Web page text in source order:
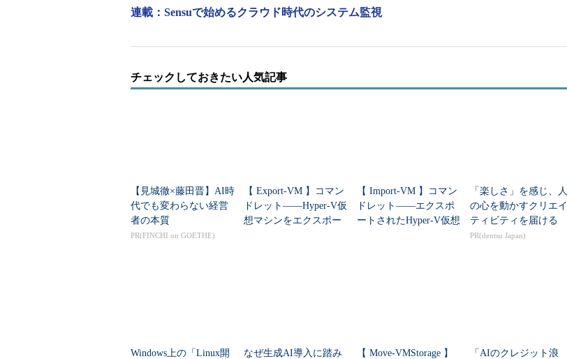
※1 useraddコマンド（第255回）を参照。
グループに所属するユーザーを追加したり、グループにパスワードを設定したりした
い場合は、グループ作成後、gpasswordコマンド（ 第72回 ）を使用します。
連載：Sensuで始めるクラウド時代のシステム監視
チェックしておきたい人気記事
【見城徹×藤田晋】AI時
代でも変わらない経営
者の本質
PR(FINCHI on GOETHE)
【 Export-VM 】コマン
ドレット――Hyper-V仮
想マシンをエクスポー
【 Import-VM 】コマン
ドレット――エクスポ
ートされたHyper-V仮想
「楽しさ」を感じ、人
の心を動かすクリエイ
ティビティを届ける
PR(dentsu Japan)
Windows上の「Linux開
なぜ生成AI導入に踏み
【 Move-VMStorage 】
「AIのクレジット浪